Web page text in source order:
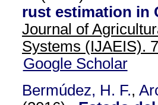
rust estimation in
Journal of
Systems (IJAEIS).
Google Scholar
Bermúdez, H. F.,